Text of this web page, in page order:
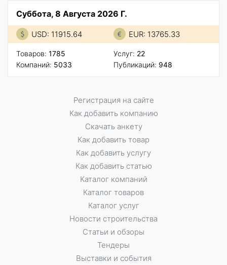
Суббота, 8 Августа 2026 Г.
USD: 11915.64 EUR: 13765.33
Товаров: 1785
Компаний: 5033
Услуг: 22
Публикаций: 948
Регистрация на сайте
Как добавить компанию
Скачать анкету
Как добавить товар
Как добавить услугу
Как добавить статью
Каталог компаний
Каталог товаров
Каталог услуг
Новости строительства
Статьи и обзоры
Тендеры
Выставки и события